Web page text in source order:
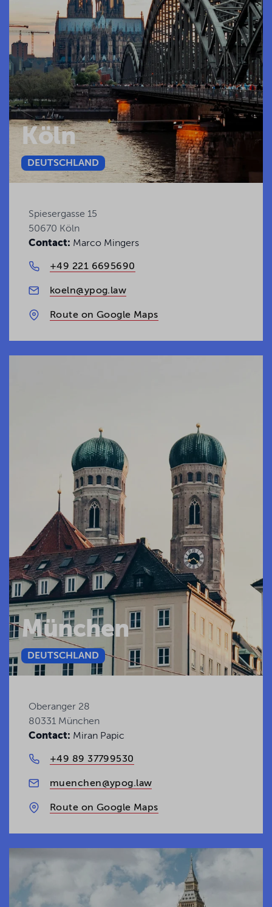
Köln
DEUTSCHLAND
Spiesergasse 15
50670 Köln
Contact: Marco Mingers
+49 221 6695690
koeln@ypog.law
Route on Google Maps
München
DEUTSCHLAND
Oberanger 28
80331 München
Contact: Miran Papic
+49 89 37799530
muenchen@ypog.law
Route on Google Maps